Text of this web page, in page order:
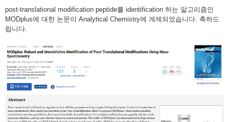
post-translational modification peptide를 identification 하는 알고리즘인
MODplus에 대한 논문이 Analytical Chemistry에 게제되었습니다. 축하드
립니다.